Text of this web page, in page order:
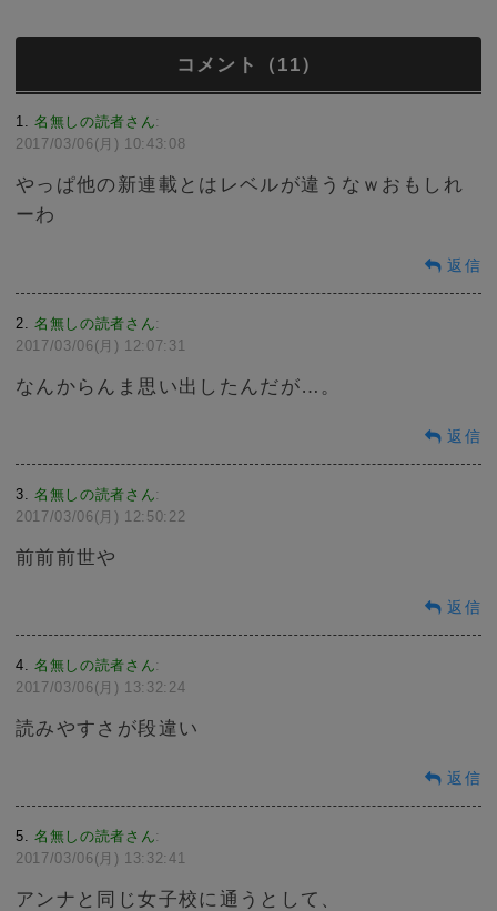
コメント（11）
1 名無しの読者さん:
2017/03/06(月) 10:43:08
やっぱ他の新連載とはレベルが違うなｗおもしれ
ーわ
返信
2 名無しの読者さん:
2017/03/06(月) 12:07:31
なんからんま思い出したんだが…。
返信
3 名無しの読者さん:
2017/03/06(月) 12:50:22
前前前世や
返信
4 名無しの読者さん:
2017/03/06(月) 13:32:24
読みやすさが段違い
返信
5 名無しの読者さん:
2017/03/06(月) 13:32:41
アンナと同じ女子校に通うとして、